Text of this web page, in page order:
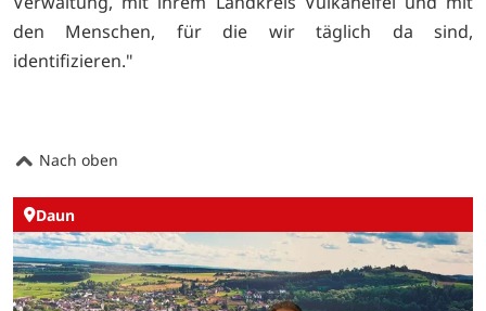
den Menschen, für die wir täglich da sind,
identifizieren."
Nach oben
Daun